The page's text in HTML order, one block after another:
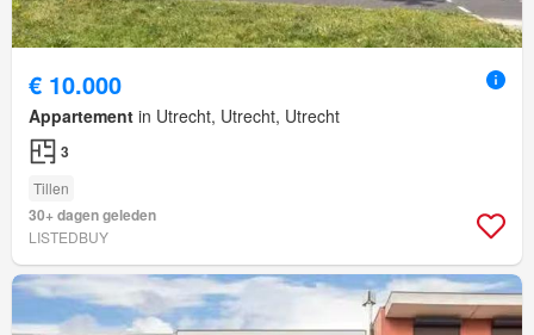
€ 10.000
Appartement in Utrecht, Utrecht, Utrecht
3
Tillen
30+ dagen geleden
LISTEDBUY